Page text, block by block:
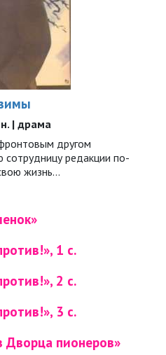
| драма
другом
сотрудницу редакции по-
жизнь…
1 с.
2 с.
3 с.
пионеров»